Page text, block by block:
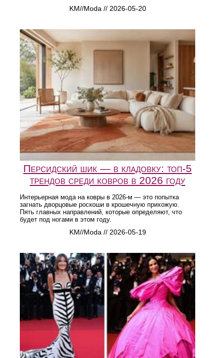
KM//Moda // 2026-05-20
Персидский шик — в кладовку: топ-5
трендов среди ковров в 2026 году
Интерьерная мода на ковры в 2026-м — это попытка
загнать дворцовые роскоши в крошечную прихожую.
Пять главных направлений, которые определяют, что
будет под ногами в этом году.
KM//Moda // 2026-05-19